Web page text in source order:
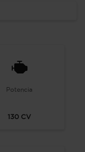
Potencia
130 CV